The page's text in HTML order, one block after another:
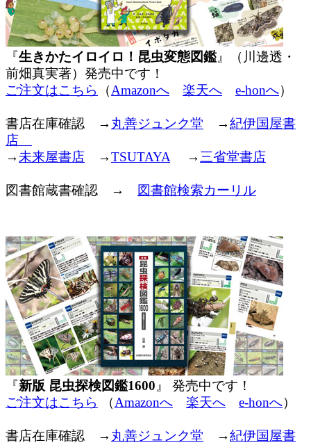
『生きかたイロイロ！昆虫変態図鑑 』（川邊透・
前畑真実著）発売中です！
ご注文はこちら
（Amazonへ 楽天へ e-honへ）
書店在庫確認 → 丸善ジュンク堂 →紀伊国屋書
店
→ 未来屋書店 →TSUTAYA → 三省堂書店
図書館蔵書確認 → 図書館検索カーリル
『新版 昆虫探検図鑑1600 』 発売中です！
ご注文はこちら
（Amazonへ 楽天へ e-honへ）
書店在庫確認 → 丸善ジュンク堂 →紀伊国屋書